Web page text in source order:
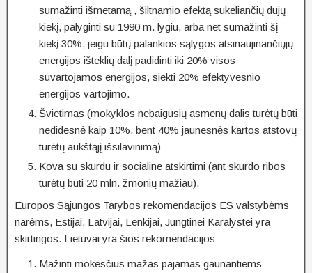
sumažinti išmetamą , šiltnamio efektą sukeliančių dujų
kiekį, palyginti su 1990 m. lygiu, arba net sumažinti šį
kiekį 30%, jeigu būtų palankios sąlygos atsinaujinančiųjų
energijos išteklių dalį padidinti iki 20% visos
suvartojamos energijos, siekti 20% efektyvesnio
energijos vartojimo.
Švietimas (mokyklos nebaigusių asmenų dalis turėtų būti
nedidesnė kaip 10%, bent 40% jaunesnės kartos atstovų
turėtų aukštąjį išsilavinimą)
Kova su skurdu ir socialine atskirtimi (ant skurdo ribos
turėtų būti 20 mln. žmonių mažiau).
Europos Sąjungos Tarybos rekomendacijos ES valstybėms
narėms, Estijai, Latvijai, Lenkijai, Jungtinei Karalystei yra
skirtingos. Lietuvai yra šios rekomendacijos:
Mažinti mokesčius mažas pajamas gaunantiems